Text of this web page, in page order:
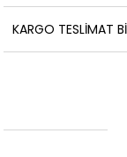
KARGO TESLIMAT